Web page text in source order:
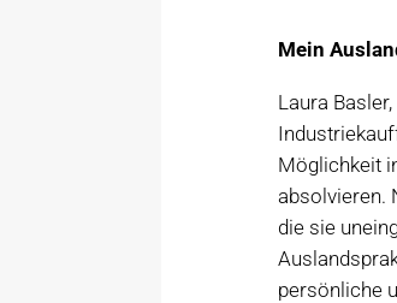
Mein
Laura
Möglichkeit
absolvieren.
die sie
persönliche